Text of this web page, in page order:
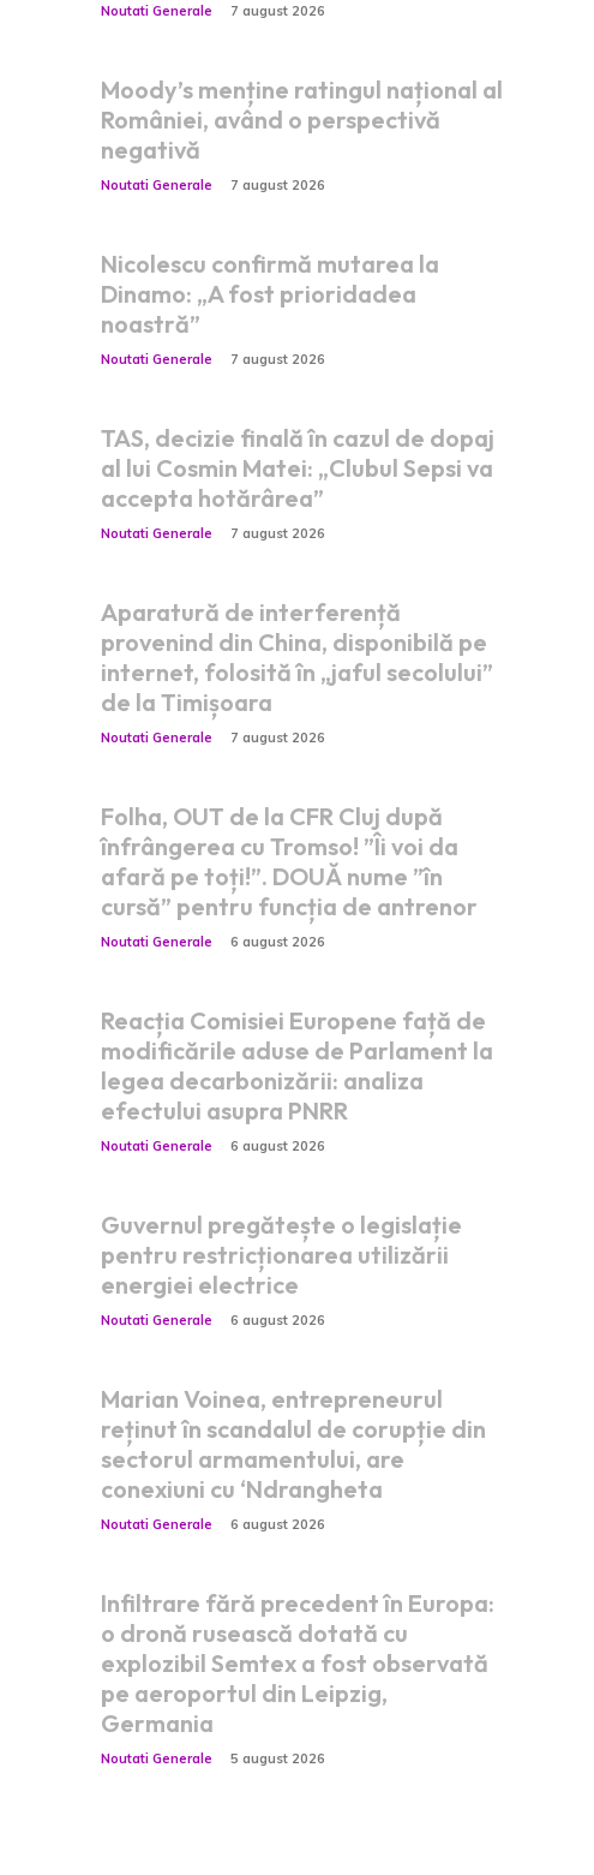
Noutati Generale 7 august 2026
Moody’s menține ratingul național al
României, având o perspectivă
negativă
Noutati Generale 7 august 2026
Nicolescu confirmă mutarea la
Dinamo: „A fost prioridadea
noastră”
Noutati Generale 7 august 2026
TAS, decizie finală în cazul de dopaj
al lui Cosmin Matei: „Clubul Sepsi va
accepta hotărârea”
Noutati Generale 7 august 2026
Aparatură de interferență
provenind din China, disponibilă pe
internet, folosită în „jaful secolului”
de la Timișoara
Noutati Generale 7 august 2026
Folha, OUT de la CFR Cluj după
înfrângerea cu Tromso! ”Îi voi da
afară pe toți!”. DOUĂ nume ”în
cursă” pentru funcția de antrenor
Noutati Generale 6 august 2026
Reacția Comisiei Europene față de
modificările aduse de Parlament la
legea decarbonizării: analiza
efectului asupra PNRR
Noutati Generale 6 august 2026
Guvernul pregătește o legislație
pentru restricționarea utilizării
energiei electrice
Noutati Generale 6 august 2026
Marian Voinea, entrepreneurul
reținut în scandalul de corupție din
sectorul armamentului, are
conexiuni cu ‘Ndrangheta
Noutati Generale 6 august 2026
Infiltrare fără precedent în Europa:
o dronă rusească dotată cu
explozibil Semtex a fost observată
pe aeroportul din Leipzig,
Germania
Noutati Generale 5 august 2026